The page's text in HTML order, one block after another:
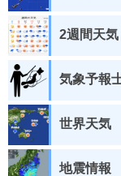
2週間天気
気象予報
世界天気
地震情報